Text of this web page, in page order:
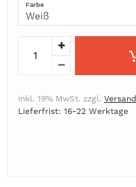
Farbe
inkl. 19% MwSt. zzgl. Versand
Lieferfrist: 16-22 Werktage